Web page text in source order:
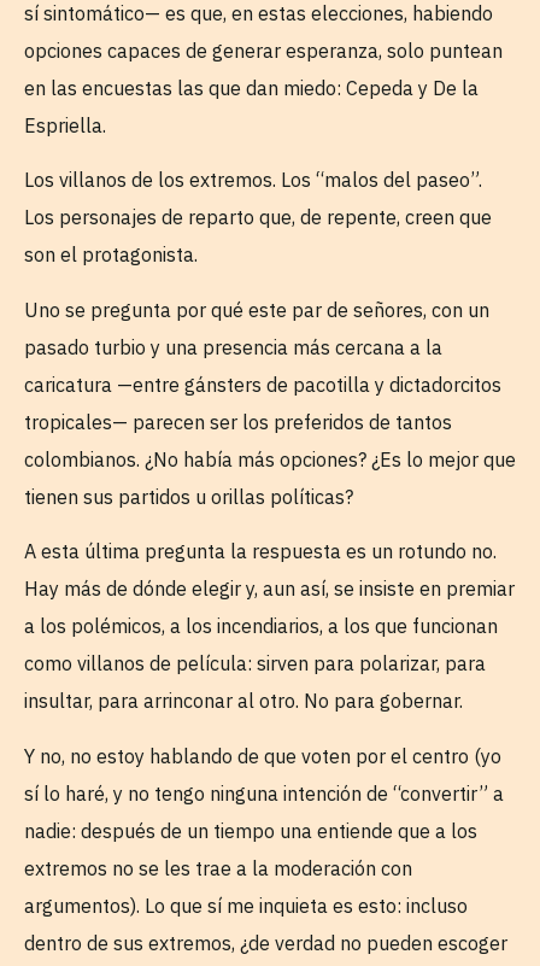
sí sintomático— es que, en estas elecciones, habiendo
opciones capaces de generar esperanza, solo puntean
en las encuestas las que dan miedo: Cepeda y De la
Espriella.
Los villanos de los extremos. Los “malos del paseo”.
Los personajes de reparto que, de repente, creen que
son el protagonista.
Uno se pregunta por qué este par de señores, con un
pasado turbio y una presencia más cercana a la
caricatura —entre gánsters de pacotilla y dictadorcitos
tropicales— parecen ser los preferidos de tantos
colombianos. ¿No había más opciones? ¿Es lo mejor que
tienen sus partidos u orillas políticas?
A esta última pregunta la respuesta es un rotundo no.
Hay más de dónde elegir y, aun así, se insiste en premiar
a los polémicos, a los incendiarios, a los que funcionan
como villanos de película: sirven para polarizar, para
insultar, para arrinconar al otro. No para gobernar.
Y no, no estoy hablando de que voten por el centro (yo
sí lo haré, y no tengo ninguna intención de “convertir” a
nadie: después de un tiempo una entiende que a los
extremos no se les trae a la moderación con
argumentos). Lo que sí me inquieta es esto: incluso
dentro de sus extremos, ¿de verdad no pueden escoger